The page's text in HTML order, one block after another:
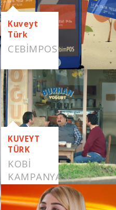
Kuveyt
Türk
CEBIMPOS
KUVEYT
TÜRK
KOBİ
KAMPANYASI